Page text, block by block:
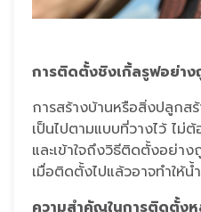
การติดตั้งชิงเกิ้ลรูฟอย่า
การสร้างบ้านหรือสิ่งปลูกส
เป็นไปตามแบบที่วางไว้ ไ
ละเข้าใจถึงวิธีติดตั้งอย่า
เมื่อติดตั้งไปแล้วอาจทำให้น้
ความสำคัญในการติดตั้ง